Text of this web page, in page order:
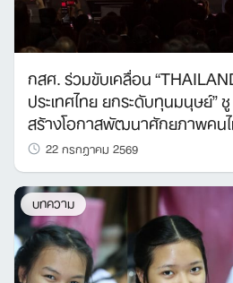
กสศ. ร่วมขับเคลื่อน
ประเทศไทย ยกระดับทุนมนุษย์”
สร้างโอกาสพัฒนาศักยภาพคน
22 กรกฎาคม 2569
บทความ